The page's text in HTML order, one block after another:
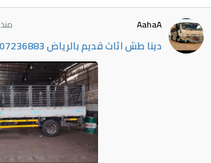
AahaA منذ 8 ساعات
دينا طش اثاث قديم بالرياض 0507236883